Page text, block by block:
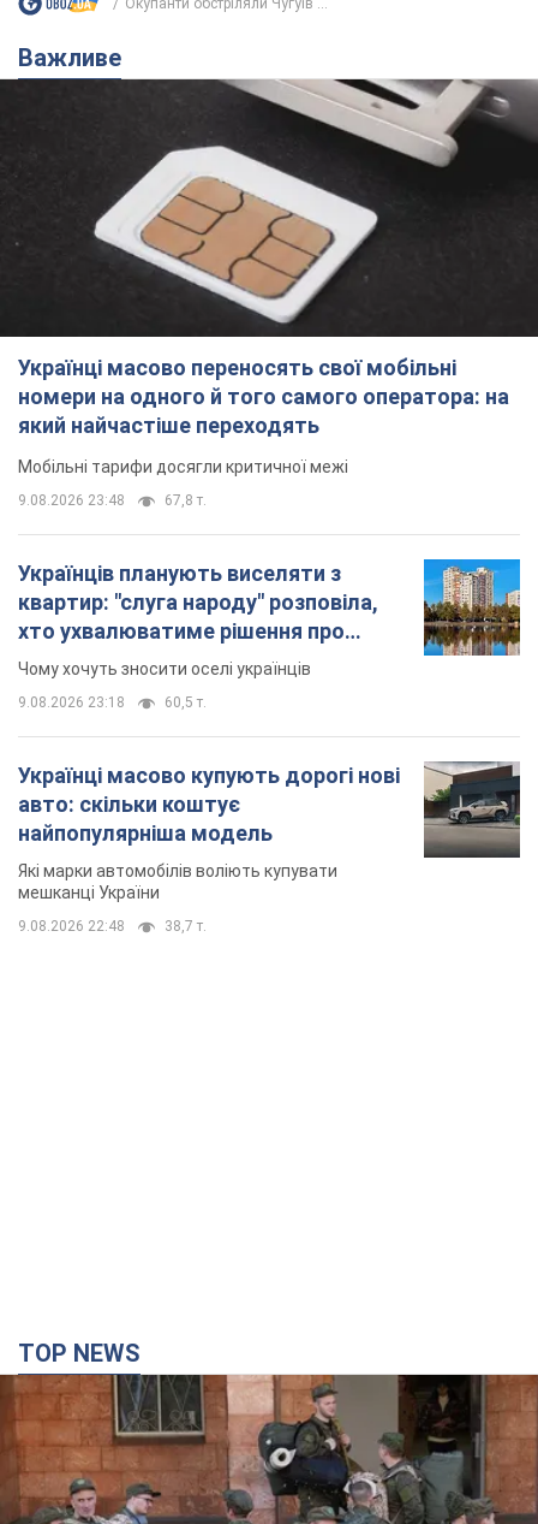
Українці масово переносять свої мобільні
номери на одного й того самого оператора: на
який найчастіше переходять
Мобільні тарифи досягли критичної межі
67,8 т.
Українців планують виселяти з
квартир: "слуга народу" розповіла,
хто ухвалюватиме рішення про
знесення будинків
Чому хочуть зносити оселі українців
9.08.2026 23:18 60,5 т.
Українці масово купують дорогі нові
авто: скільки коштує
найпопулярніша модель
Які марки автомобілів воліють купувати
Кремль дав наказ: у FT розкрили, скільки осіб
Росія хоче відправити на війну проти України до
кінця року